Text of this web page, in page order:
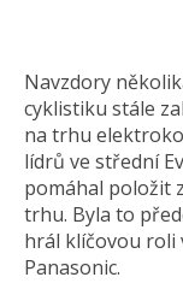
Navzdory
cyklistiku stále
na trhu
lídrů ve střední
pomáhal položit
trhu. Byla to
hrál klíčovou roli
Panasonic.